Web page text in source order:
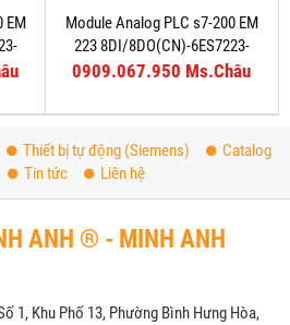
EM
Module Analog PLC s7-200 EM
223 8DI/8DO(CN)-6ES7223-
1BH22-0XA8
0909.067.950 Ms.Châu
Thiết bị tự động (Siemens)
Catalog
Tin tức Liên hệ
ANH ® - MINH ANH
1, Khu Phố 13, Phường Bình Hưng Hòa,